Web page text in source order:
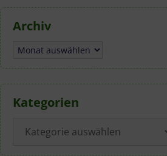
Archiv
Archiv
Kategorien